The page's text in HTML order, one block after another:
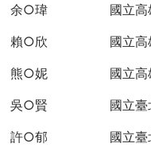
余○瑋
國立
賴○欣
國立
熊○妮
國立
吳○賢
國立
許○郁
國立